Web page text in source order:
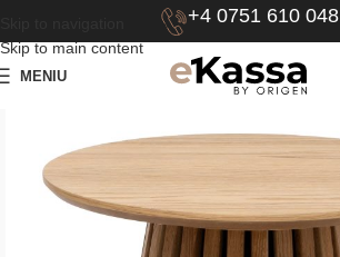
Skip to main content
+4 0751 610 048
MENIU